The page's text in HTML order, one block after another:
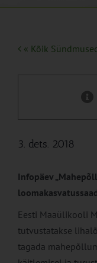
« Kõik
3. dets. 2018
Infopäev
Eesti Maaülikooli
tutvustatakse
tagada